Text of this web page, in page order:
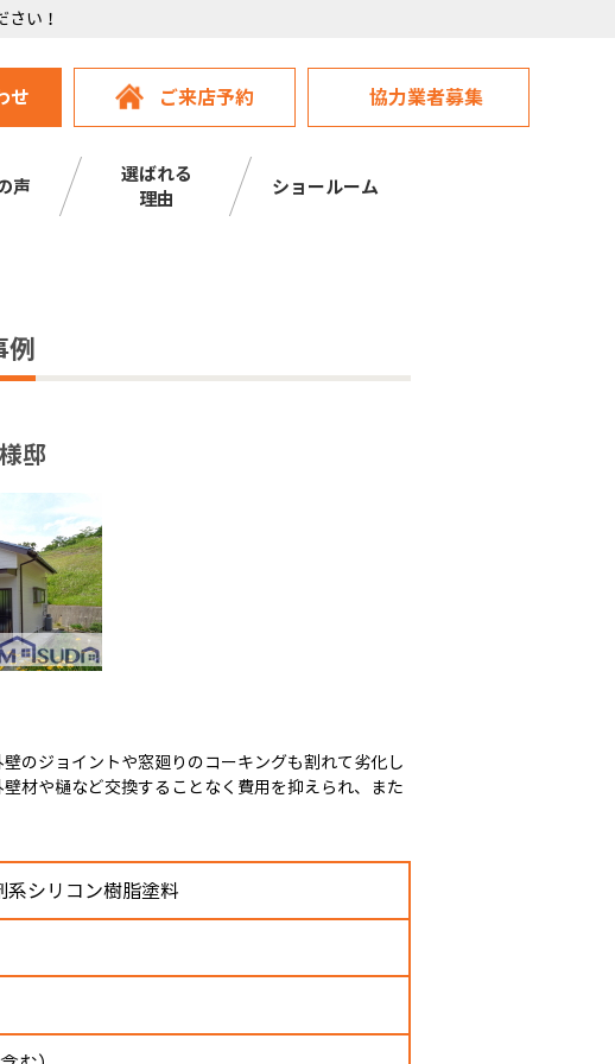
い！
せ ご来店予約 協力業者募集
声
選ばれる
理由
ショールーム
例
邸
のジョイントや窓廻りのコーキングも割れて劣化し
材や樋など交換することなく費用を抑えられ、また
シリコン樹脂塗料